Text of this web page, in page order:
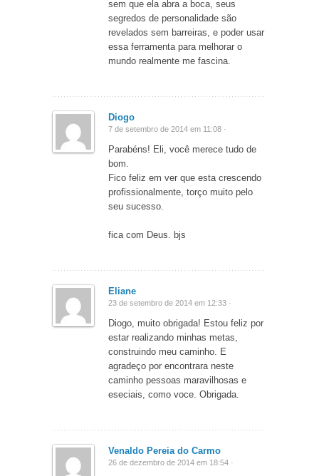
sem que ela abra a boca, seus
segredos de personalidade são
revelados sem barreiras, e poder usar
essa ferramenta para melhorar o
mundo realmente me fascina.
Diogo
7 de setembro de 2014 em 11:08 ·
Parabéns! Eli, você merece tudo de
bom.
Fico feliz em ver que esta crescendo
profissionalmente, torço muito pelo
seu sucesso.
fica com Deus. bjs
Eliane
23 de setembro de 2014 em 12:33 ·
Diogo, muito obrigada! Estou feliz por
estar realizando minhas metas,
construindo meu caminho. E
agradeço por encontrara neste
caminho pessoas maravilhosas e
eseciais, como voce. Obrigada.
Venaldo Pereia do Carmo
26 de dezembro de 2014 em 18:54 ·